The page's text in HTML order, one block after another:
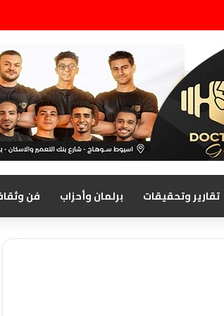
تقارير وتحقيقات برلمان وأحزاب فن